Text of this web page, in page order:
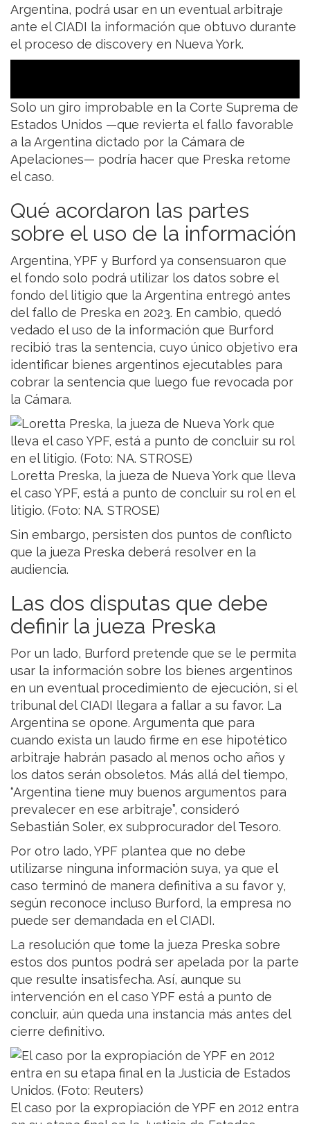
Argentina, podrá usar en un eventual arbitraje
ante el CIADI la información que obtuvo durante
el proceso de discovery en Nueva York.
Solo un giro improbable en la Corte Suprema de
Estados Unidos —que revierta el fallo favorable
a la Argentina dictado por la Cámara de
Apelaciones— podría hacer que Preska retome
el caso.
Qué acordaron las partes
sobre el uso de la información
Argentina, YPF y Burford ya consensuaron que
el fondo solo podrá utilizar los datos sobre el
fondo del litigio que la Argentina entregó antes
del fallo de Preska en 2023. En cambio, quedó
vedado el uso de la información que Burford
recibió tras la sentencia, cuyo único objetivo era
identificar bienes argentinos ejecutables para
cobrar la sentencia que luego fue revocada por
la Cámara.
Loretta Preska, la jueza de Nueva York que lleva
el caso YPF, está a punto de concluir su rol en el
litigio. (Foto: NA. STROSE)
Sin embargo, persisten dos puntos de conflicto
que la jueza Preska deberá resolver en la
audiencia.
Las dos disputas que debe
definir la jueza Preska
Por un lado, Burford pretende que se le permita
usar la información sobre los bienes argentinos
en un eventual procedimiento de ejecución, si el
tribunal del CIADI llegara a fallar a su favor. La
Argentina se opone. Argumenta que para
cuando exista un laudo firme en ese hipotético
arbitraje habrán pasado al menos ocho años y
los datos serán obsoletos. Más allá del tiempo,
“Argentina tiene muy buenos argumentos para
prevalecer en ese arbitraje”, consideró
Sebastián Soler, ex subprocurador del Tesoro.
Por otro lado, YPF plantea que no debe
utilizarse ninguna información suya, ya que el
caso terminó de manera definitiva a su favor y,
según reconoce incluso Burford, la empresa no
puede ser demandada en el CIADI.
La resolución que tome la jueza Preska sobre
estos dos puntos podrá ser apelada por la parte
que resulte insatisfecha. Así, aunque su
intervención en el caso YPF está a punto de
concluir, aún queda una instancia más antes del
cierre definitivo.
El caso por la expropiación de YPF en 2012 entra